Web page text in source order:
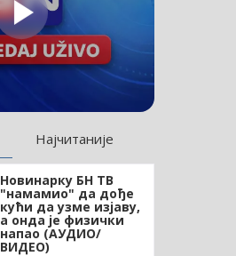
Најчитаније
Новинарку БН ТВ
"намамио" да дође
кући да узме изјаву,
а онда је физички
напао (АУДИО/
ВИДЕО)